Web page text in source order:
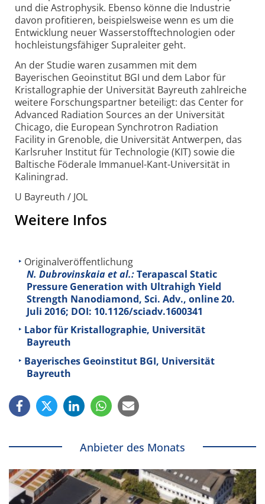
und die Astrophysik. Ebenso könne die Industrie
davon profitieren, beispielsweise wenn es um die
Entwicklung neuer Wasser­stofftechno­logien oder
hochleistungs­fähiger Supra­leiter geht.
An der Studie waren zusammen mit dem
Bayerischen Geo­institut BGI und dem Labor für
Kristal­lographie der Universität Bayreuth zahlreiche
weitere Forschungs­partner beteiligt: das Center for
Advanced Radia­tion Sources an der Univer­sität
Chicago, die European Synchrotron Radiation
Facility in Grenoble, die Universität Antwerpen, das
Karlsruher Institut für Techno­logie (KIT) sowie die
Baltische Föderale Immanuel-Kant-Universität in
Kali­ningrad.
U Bayreuth / JOL
Weitere Infos
Originalveröffentlichung
N. Dubrovinskaia et al.:Terapascal Static
Pressure Generation with Ultrahigh Yield
Strength Nanodiamond, Sci. Adv., online 20.
Juli 2016; DOI: 10.1126/sciadv.1600341
Labor für Kristallographie, Universität
Bayreuth
Bayerisches Geoinstitut BGI, Universität
Bayreuth
Anbieter des Monats